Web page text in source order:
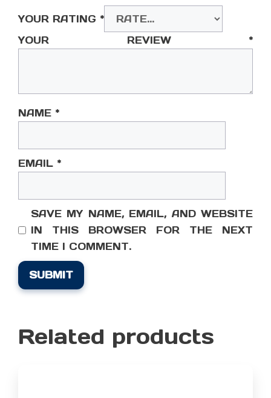
YOUR RATING *
YOUR REVIEW *
NAME *
EMAIL *
SAVE MY NAME, EMAIL, AND WEBSITE
IN THIS BROWSER FOR THE NEXT
TIME I COMMENT.
Related products